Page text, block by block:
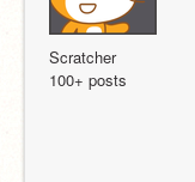
Scratcher
100+ posts